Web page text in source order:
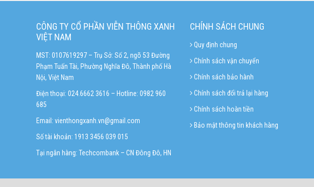
CÔNG TY CỔ PHẦN VIỄN THÔNG XANH
VIỆT NAM
MST: 0107619297 – Trụ Sở: Số 2, ngõ 53 Đường
Phạm Tuấn Tài, Phường Nghĩa Đô, Thành phố Hà
Nội, Việt Nam
Điện thoại: 024.6662 3616 – Hotline: 0982 960
685
Email: vienthongxanh.vn@gmail.com
Số tài khoản: 1913 3456 039 015
Tại ngân hàng: Techcombank – CN Đông Đô, HN
CHÍNH SÁCH CHUNG
Quy định chung
Chính sách vận chuyển
Chính sách bảo hành
Chính sách đổi trả lại hàng
Chính sách hoàn tiền
Bảo mật thông tin khách hàng